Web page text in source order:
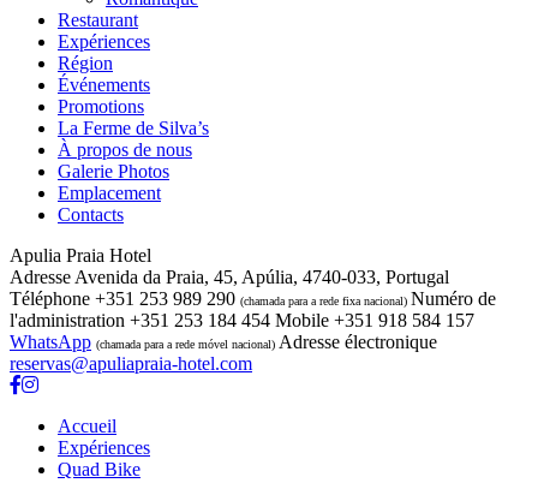
Restaurant
Expériences
Région
Événements
Promotions
La Ferme de Silva’s
À propos de nous
Galerie Photos
Emplacement
Contacts
Apulia Praia Hotel
Adresse Avenida da Praia, 45, Apúlia, 4740-033, Portugal
Téléphone +351 253 989 290 (chamada para a rede fixa nacional) Numéro de
l'administration +351 253 184 454 Mobile +351 918 584 157
WhatsApp (chamada para a rede móvel nacional) Adresse électronique
reservas@apuliapraia-hotel.com
Accueil
Expériences
Quad Bike